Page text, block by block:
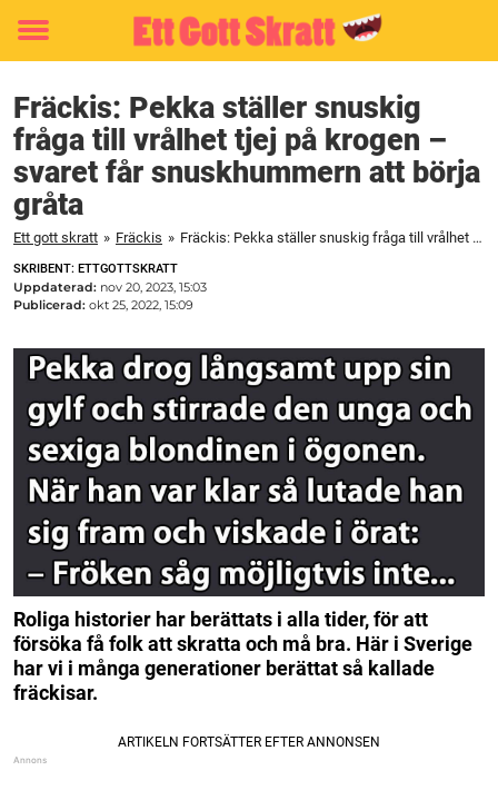
Toggle
Fräckis: Pekka ställer snuskig
fråga till vrålhet tjej på krogen –
svaret får snuskhummern att börja
gråta
Ett gott skratt » Fräckis » Fräckis: Pekka ställer snuskig fråga till vrålhet tjej på krogen – svaret får snuskhummern att börja gråta
SKRIBENT: ETTGOTTSKRATT
Uppdaterad: nov 20, 2023, 15:03
Publicerad: okt 25, 2022, 15:09
Roliga historier har berättats i alla tider, för att
försöka få folk att skratta och må bra. Här i Sverige
har vi i många generationer berättat så kallade
fräckisar.